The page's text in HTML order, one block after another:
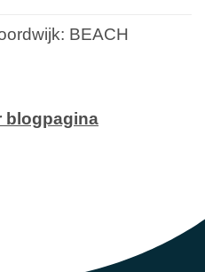
BEACH
blogpagina